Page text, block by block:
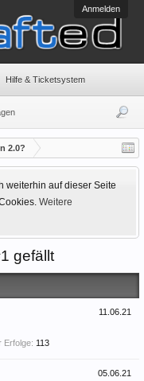
Anmelden
2.0?
weiterhin auf dieser Seite
Weitere
gefällt
11.06.21
Erfolge: 113
05.06.21
Hilfe & Ticketsystem